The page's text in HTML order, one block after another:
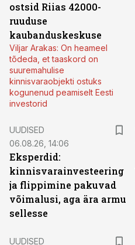
ostsid Riias 42000-
ruuduse
kaubanduskeskuse
Viljar Arakas: On heameel
tõdeda, et taaskord on
suuremahulise
kinnisvaraobjekti ostuks
kogunenud peamiselt Eesti
investorid
UUDISED
06.08.26, 14:06
Eksperdid:
kinnisvarainvesteering
ja flippimine pakuvad
võimalusi, aga ära armu
sellesse
UUDISED